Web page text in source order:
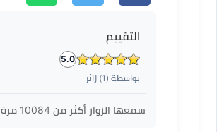
التقييم
5.0
بواسطة ( 1) زائر
سمعها الزوار أكثر من 10084 مرة